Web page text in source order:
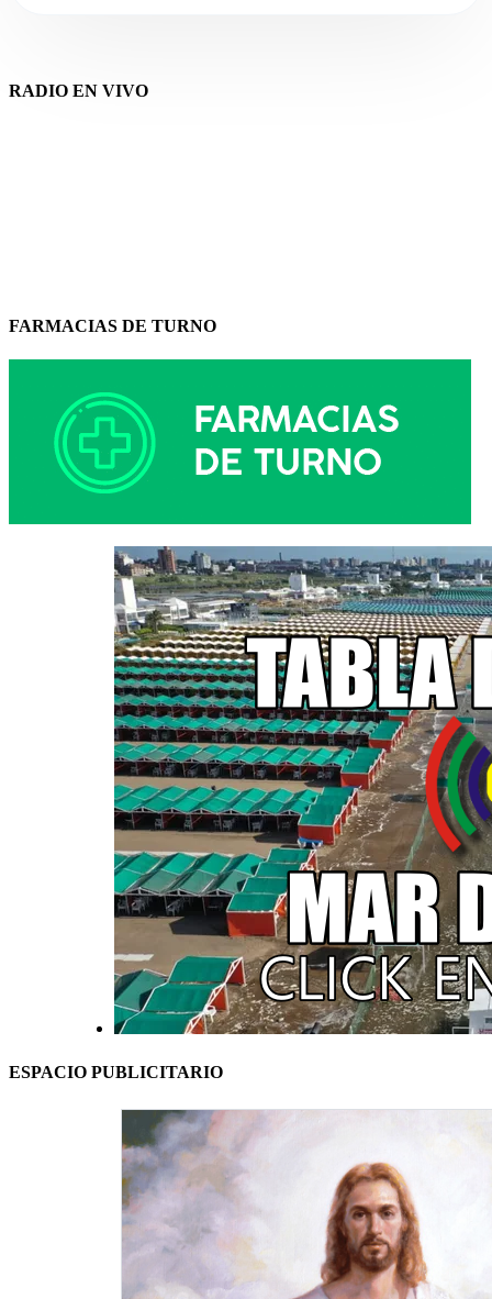
RADIO EN VIVO
FARMACIAS DE TURNO
ESPACIO PUBLICITARIO